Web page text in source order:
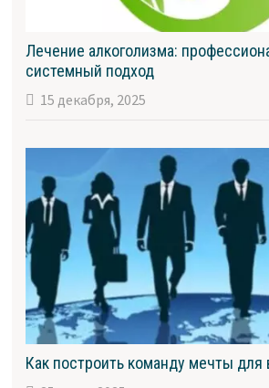
Лечение алкоголизма:
системный подход
15 декабря, 2025
Как построить команду мечты для